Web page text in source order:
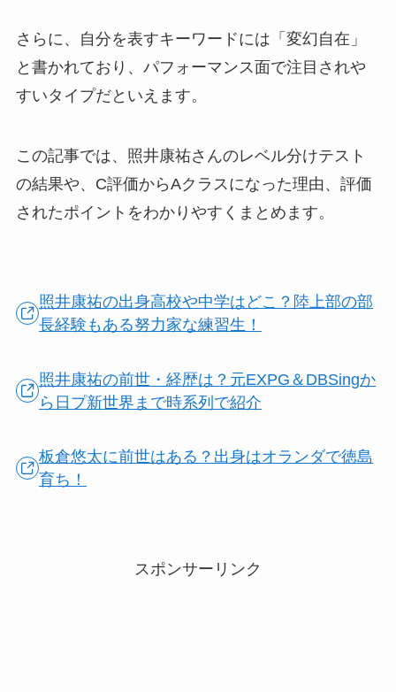
さらに、自分を表すキーワードには「変幻自在」
と書かれており、パフォーマンス面で注目されや
すいタイプだといえます。
この記事では、照井康祐さんのレベル分けテスト
の結果や、C評価からAクラスになった理由、評価
されたポイントをわかりやすくまとめます。
照井康祐の出身高校や中学はどこ？陸上部の部
長経験もある努力家な練習生！
照井康祐の前世・経歴は？元EXPG＆DBSingか
ら日プ新世界まで時系列で紹介
板倉悠太に前世はある？出身はオランダで徳島
育ち！
スポンサーリンク